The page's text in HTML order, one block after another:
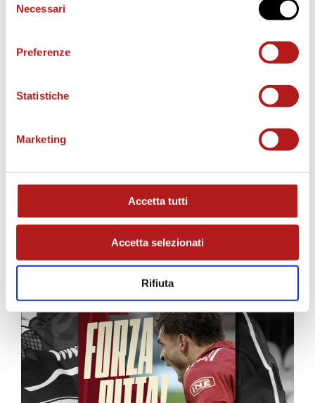
delNecessari
Preferenze
Statistiche
Marketing
Accetta tutti
Accetta selezionati
Rifiuta
MATCH PROGRAM